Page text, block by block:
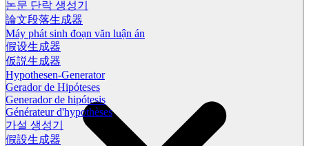
논문 단락 생성기
論文段落生成器
Máy phát sinh đoạn văn luận án
假设生成器
仮説生成器
Hypothesen-Generator
Gerador de Hipóteses
Generador de hipótesis
Générateur d'hypothèses
가설 생성기
假設生成器